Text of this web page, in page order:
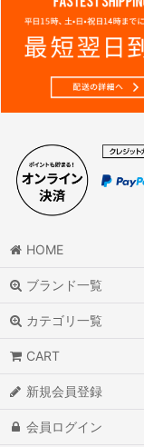
HOME
ブランド一覧
カテゴリ一覧
CART
新規会員登録
会員ログイン